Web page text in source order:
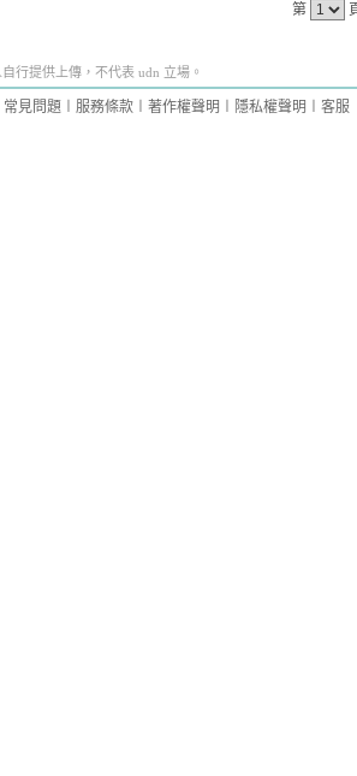
第
行提供上傳，不代表 udn 立場。
常見問題 服務條款 著作權聲明 隱私權聲明 客服